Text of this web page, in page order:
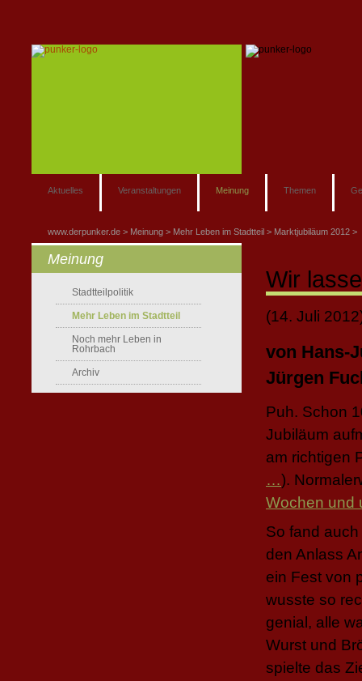
Aktuelles Veranstaltungen Meinung Themen
www.derpunker.de Meinung Mehr Leben im Stadtteil Marktjubiläum 2012
Wir
(14. Juli
von Hans-
Jürgen
Puh. Schon
Jubiläum
am richtigen
…).
Wochen und
So fand
den Anlass
ein Fest von
wusste so
genial, alle
Wurst und
spielte das
Meinung
Stadtteilpolitik
Mehr Leben im Stadtteil
Noch mehr Leben in
Rohrbach
Archiv